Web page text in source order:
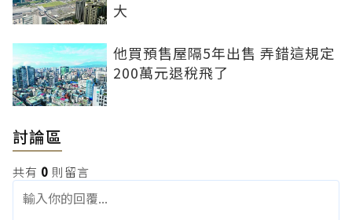
大
他買預售屋隔5年出售 弄錯這規定
200萬元退稅飛了
討論區
共有 0 則留言